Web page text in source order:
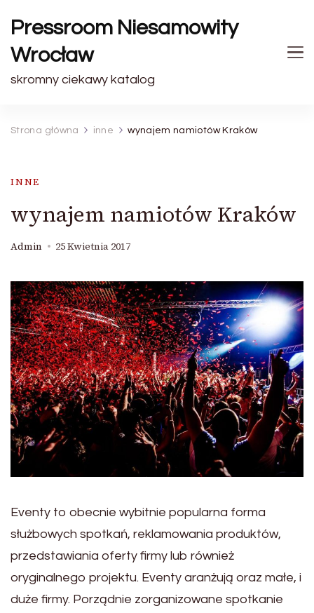
Pressroom Niesamowity
Wrocław
skromny ciekawy katalog
Strona główna inne wynajem namiotów Kraków
INNE
wynajem namiotów Kraków
Admin 25 Kwietnia 2017
Eventy to obecnie wybitnie popularna forma
służbowych spotkań, reklamowania produktów,
przedstawiania oferty firmy lub również
oryginalnego projektu. Eventy aranżują oraz małe, i
duże firmy. Porządnie zorganizowane spotkanie